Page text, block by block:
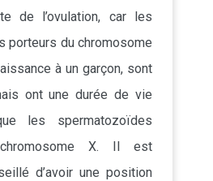
de l’ovulation, car les
porteurs du chromosome
à un garçon, sont
ont une durée de vie
les spermatozoïdes
X. Il est
d’avoir une position